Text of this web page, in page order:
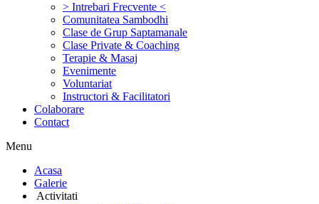
> Intrebari Frecvente <
Comunitatea Sambodhi
Clase de Grup Saptamanale
Clase Private & Coaching
Terapie & Masaj
‎Evenimente
Voluntariat
‏‏‎Instructori & Facilitatori
Colaborare
Contact
Menu
‎Acasa
Galerie
‎ ‎Activitati‎